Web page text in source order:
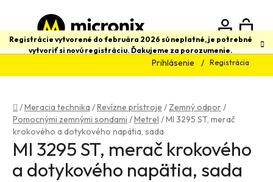
obsah
Registrácie vytvorené do februára 2026 sú neplatné, je potrebné
vytvoriť si novú registráciu. Ďakujeme za porozumenie.
Prihlásenie Registrácia
Hľadať
Domov
/Meracia technika /Revízne prístroje / Zemný odpor/
Pomocnými zemnými sondami /Metrel /MI 3295 ST, merač
krokového a dotykového napätia, sada
MI 3295 ST, merač krokového
a dotykového napätia, sada